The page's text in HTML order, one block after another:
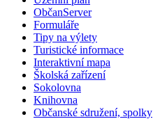
ObčanServer
Formuláře
Tipy na výlety
Turistické informace
Interaktivní mapa
Školská zařízení
Sokolovna
Knihovna
Občanské sdružení, spolky